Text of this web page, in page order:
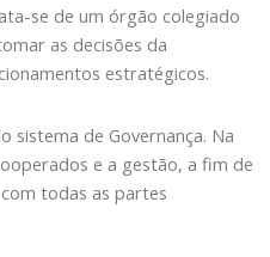
se de um órgão colegiado
as decisões da
estratégicos.
sistema de Governança. Na
e a gestão, a fim de
todas as partes